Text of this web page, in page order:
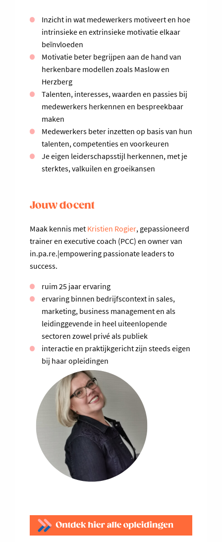
Inzicht in wat medewerkers motiveert en hoe
intrinsieke en extrinsieke motivatie elkaar
beïnvloeden
Motivatie beter begrijpen aan de hand van
herkenbare modellen zoals Maslow en
Herzberg
Talenten, interesses, waarden en passies bij
medewerkers herkennen en bespreekbaar
maken
Medewerkers beter inzetten op basis van hun
talenten, competenties en voorkeuren
Je eigen leiderschapsstijl herkennen, met je
sterktes, valkuilen en groeikansen
Jouw docent
Maak kennis met Kristien Rogier, gepassioneerd
trainer en executive coach (PCC) en owner van
in.pa.re.|empowering passionate leaders to
success.
ruim 25 jaar ervaring
ervaring binnen bedrijfscontext in sales,
marketing, business management en als
leidinggevende in heel uiteenlopende
sectoren zowel privé als publiek
interactie en praktijkgericht zijn steeds eigen
bij haar opleidingen